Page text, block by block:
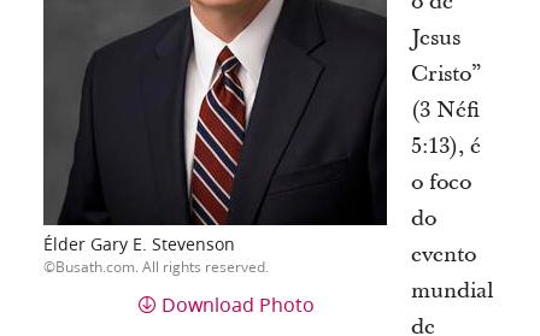
Élder Gary E. Stevenson
Busath.com. All rights reserved.
Download Photo
Jesus
Cristo”
(3 Néfi
5:13), é
o foco
do
evento
mundial
de